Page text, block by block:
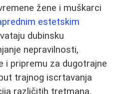
žene i muškarci
estetskim
dubinsku
nepravilnosti,
i pripremu za dugotrajne
trajnog iscrtavanja
različitih tretmana,